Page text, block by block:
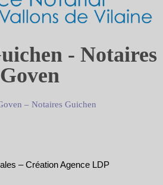
- Notaires
Goven
– Notaires Guichen
–Création Agence LDP